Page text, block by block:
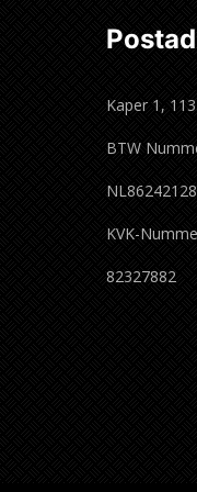
Kaper 1,
BTW
KVK-
82327882